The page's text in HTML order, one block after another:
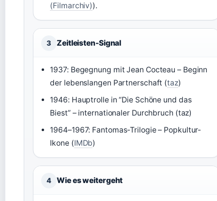
(Filmarchiv)).
3 Zeitleisten-Signal
1937: Begegnung mit Jean Cocteau – Beginn
der lebenslangen Partnerschaft (taz)
1946: Hauptrolle in “Die Schöne und das
Biest” – internationaler Durchbruch (taz)
1964–1967: Fantomas-Trilogie – Popkultur-
Ikone (IMDb)
4 Wie es weitergeht